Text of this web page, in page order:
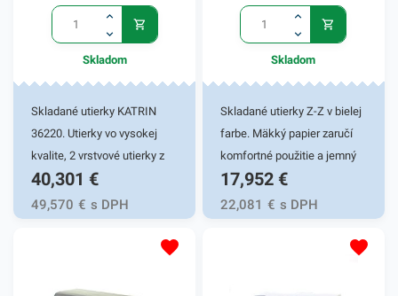
Skladom
Skladané utierky KATRIN
36220. Utierky vo vysokej
kvalite, 2 vrstvové utierky z
mäkkého modrého papiera.
Skladané v počte 5000ks.
Pouzívajú sa do zásobníkov
40,301 €
49,570 € s DPH
Skladom
Skladané utierky Z-Z v bielej
farbe. Mäkký papier zaručí
komfortné použitie a jemný
kontakt s pokožkou.
Používajú sa do zásobníkov
na toaletách, výdajných
17,952 €
22,081 € s DPH